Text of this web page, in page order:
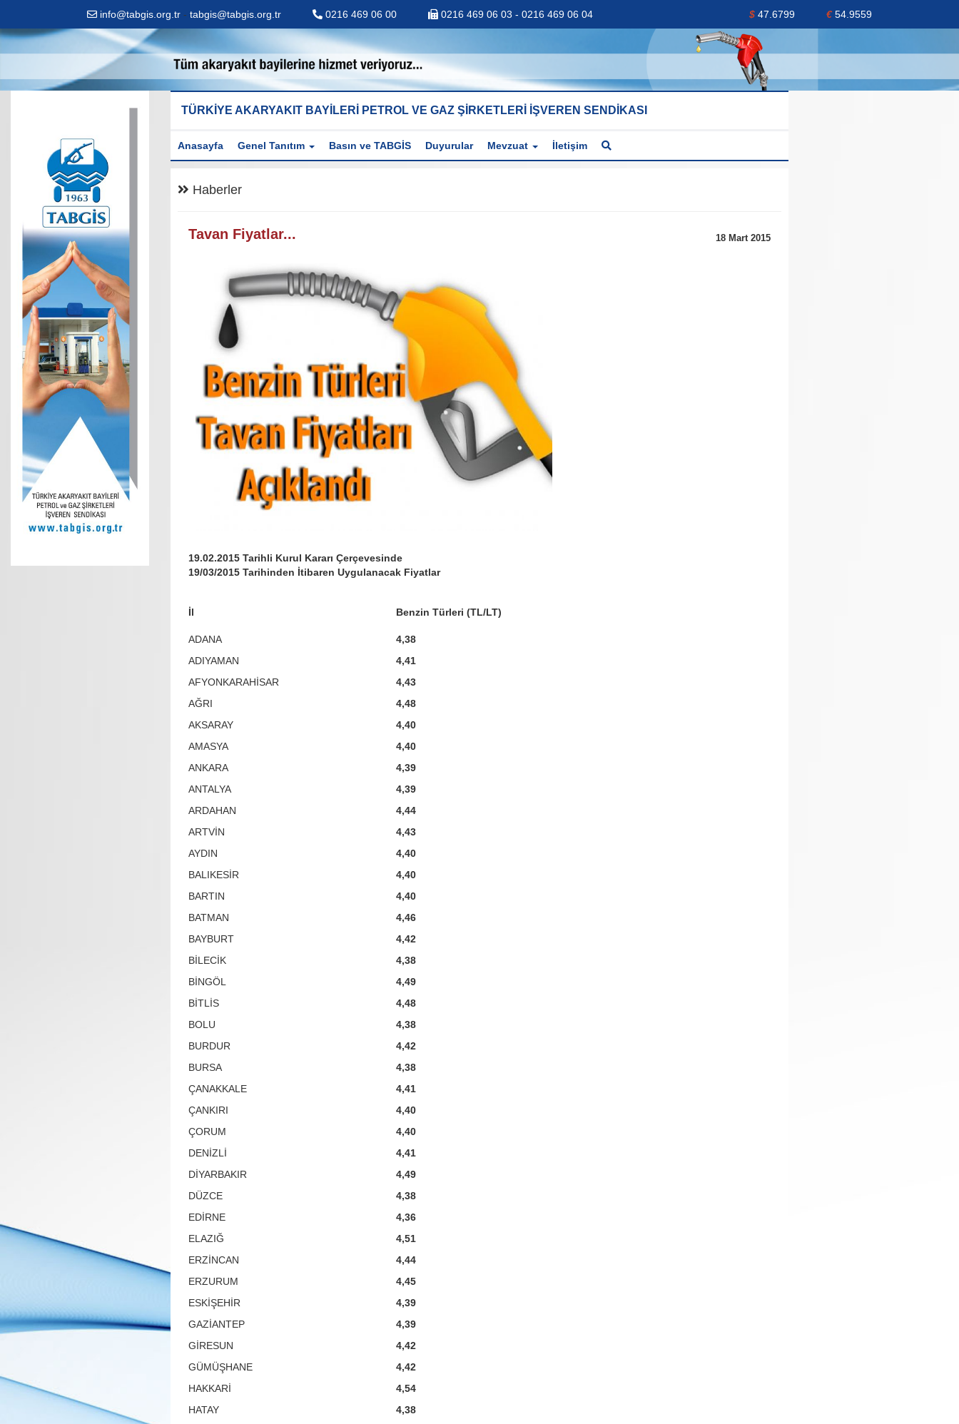
info@tabgis.org.tr - tabgis@tabgis.org.tr 0216 469 06 00 0216 469 06 03 - 0216 469 06 04 $ 47.6799 €54.9559
TÜRKİYE AKARYAKIT BAYİLERİ PETROL VE GAZ ŞİRKETLERİ İŞVEREN SENDİKASI
Anasayfa Genel Tanıtım Basın ve TABGİS Duyurular Mevzuat İletişim
Haberler
Tavan Fiyatlar... 18 Mart 2015
19.02.2015 Tarihli Kurul Kararı Çerçevesinde
19/03/2015 Tarihinden İtibaren Uygulanacak Fiyatlar
İl Benzin Türleri (TL/LT)
ADANA
4,38
ADIYAMAN
4,41
AFYONKARAHİSAR
4,43
AĞRI
4,48
AKSARAY
4,40
AMASYA
4,40
ANKARA
4,39
ANTALYA
4,39
ARDAHAN
4,44
ARTVİN
4,43
AYDIN
4,40
BALIKESİR
4,40
BARTIN
4,40
BATMAN
4,46
BAYBURT
4,42
BİLECİK
4,38
BİNGÖL
4,49
BİTLİS
4,48
BOLU
4,38
BURDUR
4,42
BURSA
4,38
ÇANAKKALE
4,41
ÇANKIRI
4,40
ÇORUM
4,40
DENİZLİ
4,41
DİYARBAKIR
4,49
DÜZCE
4,38
EDİRNE
4,36
ELAZIĞ
4,51
ERZİNCAN
4,44
ERZURUM
4,45
ESKİŞEHİR
4,39
GAZİANTEP
4,39
GİRESUN
4,42
GÜMÜŞHANE
4,42
HAKKARİ
4,54
HATAY
4,38